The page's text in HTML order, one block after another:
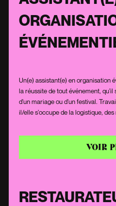
Un(e) assistant(e) en organisation
la réussite de tout événement, qu'il
d'un mariage ou d'un festival.
il/elle s'occupe de la logistique,
il/elle assure le bon déroulement
VOIR